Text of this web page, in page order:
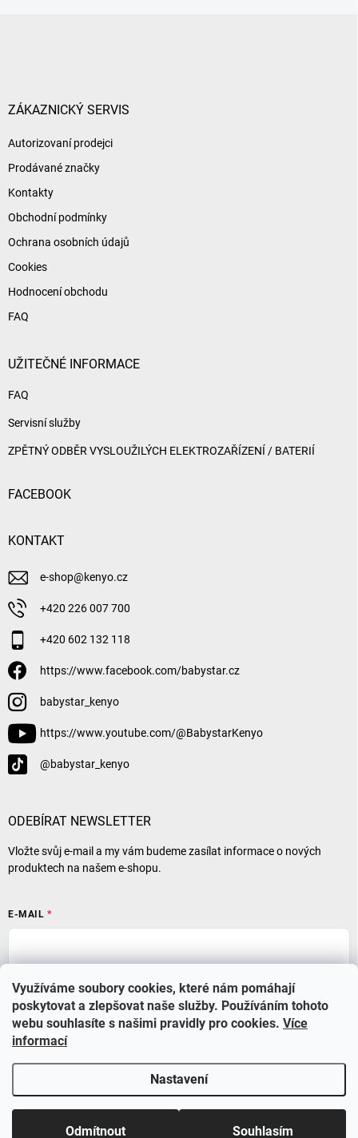
Využíváme soubory cookies, které nám pomáhají
poskytovat a zlepšovat naše služby. Používáním tohoto
webu souhlasíte s našimi pravidly pro cookies. Více
informací
Nastavení
Odmítnout Souhlasím
Využijte nyní slevu 10% se slevovým kódem BS210 a také
ZÁKAZNICKÝ SERVIS
Autorizovaní prodejci
Prodávané značky
Kontakty
Obchodní podmínky
Ochrana osobních údajů
Cookies
Hodnocení obchodu
FAQ
UŽITEČNÉ INFORMACE
FAQ
Servisní služby
ZPĚTNÝ ODBĚR VYSLOUŽILÝCH ELEKTROZAŘÍZENÍ / BATERIÍ
FACEBOOK
KONTAKT
e-shop@kenyo.cz
+420 226 007 700
+420 602 132 118
https://www.facebook.com/babystar.cz
babystar_kenyo
https://www.youtube.com/@BabystarKenyo
@babystar_kenyo
ODEBÍRAT NEWSLETTER
Vložte svůj e-mail a my vám budeme zasílat informace o nových
produktech na našem e-shopu.
E-MAIL
Přihlásit se
Copyright 2026BABYSTAR. Všechna práva vyhrazena.Upravit nastavení